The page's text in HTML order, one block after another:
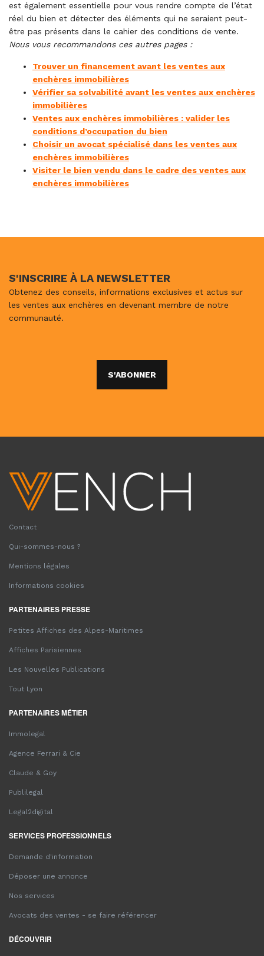
est également essentielle pour vous rendre compte de l’état
réel du bien et détecter des éléments qui ne seraient peut-
être pas présents dans le cahier des conditions de vente.
Nous vous recommandons ces autres pages :
Trouver un financement avant les ventes aux
enchères immobilières
Vérifier sa solvabilité avant les ventes aux enchères
immobilières
Ventes aux enchères immobilières : valider les
conditions d’occupation du bien
Choisir un avocat spécialisé dans les ventes aux
enchères immobilières
Visiter le bien vendu dans le cadre des ventes aux
enchères immobilières
S'INSCRIRE À LA NEWSLETTER
Obtenez des conseils, informations exclusives et actus sur
les ventes aux enchères en devenant membre de notre
communauté.
S'ABONNER
Contact
Qui-sommes-nous ?
Mentions légales
Informations cookies
PARTENAIRES PRESSE
Petites Affiches des Alpes-Maritimes
Affiches Parisiennes
Les Nouvelles Publications
Tout Lyon
PARTENAIRES MÉTIER
Immolegal
Agence Ferrari & Cie
Claude & Goy
Publilegal
Legal2digital
SERVICES PROFESSIONNELS
Demande d'information
Déposer une annonce
Nos services
Avocats des ventes - se faire référencer
DÉCOUVRIR